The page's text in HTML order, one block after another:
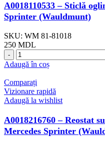
A0018110533 – Sticlă
Sprinter (Wauldmunt)
SKU: WM 81-81018
250 MDL
Adaugă în coș
Comparați
Vizionare rapidă
Adaugă la wishlist
A0018216760 – Reostat
Mercedes Sprinter